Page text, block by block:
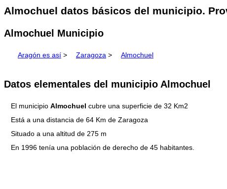
Almochuel datos básicos del municipio.
Almochuel Municipio
Aragón es así > Zaragoza > Almochuel
Datos elementales del municipio Almochuel
El municipio Almochuel cubre una superficie de 32 Km2
Está a una distancia de 64 Km de Zaragoza
Situado a una altitud de 275 m
En 1996 tenía una población de derecho de 45 habitantes.